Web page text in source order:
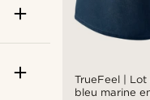
TrueFeel |
bleu marine